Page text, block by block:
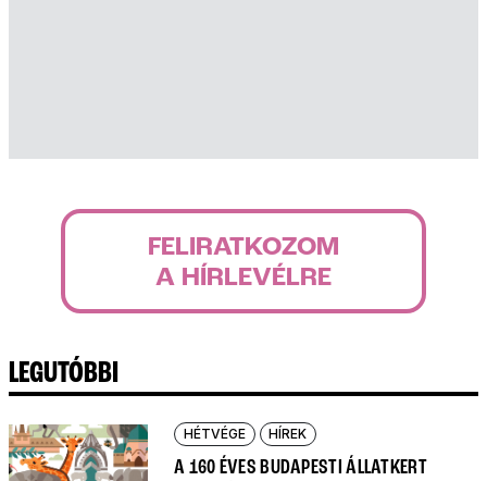
FELIRATKOZOM
A HÍRLEVÉLRE
LEGUTÓBBI
HÉTVÉGE HÍREK
A 160 ÉVES BUDAPESTI ÁLLATKERT